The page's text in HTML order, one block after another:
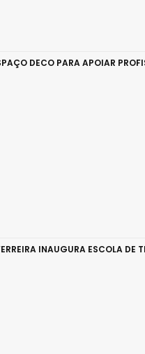
DECO PARA APOIAR
INAUGURA ESCOLA DE